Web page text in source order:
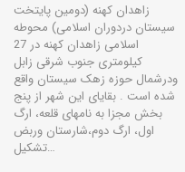
زاهدان کهنه (دومین پایتخت
سیستان دردوران اسلامی) محوطه
اسلامی زاهدان کهنه در 27
کیلومتری جنوب شرقی زابل
ودرشمال حوزه زهک سیستان واقع
شده است . بقایای این شهر از پنج
بخش مجزا به نامهای قلعه، ارگ
اول، ارگ دوم،شارستان وربض
تشکیل…